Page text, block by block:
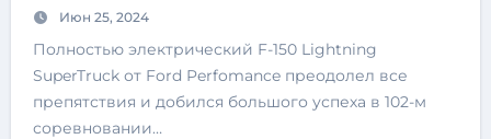
Июн 25, 2024
Полностью электрический F-150 Lightning
SuperTruck от Ford Perfomance преодолел все
препятствия и добился большого успеха в 102-м
соревновании…